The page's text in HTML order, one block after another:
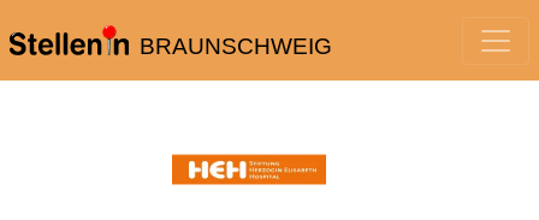
BRAUNSCHWEIG